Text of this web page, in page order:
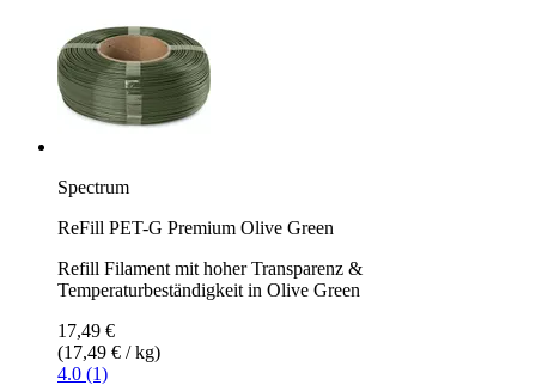
Spectrum
ReFill PET-G Premium Olive Green
Refill Filament mit hoher Transparenz &
Temperaturbeständigkeit in Olive Green
17,49 €
(17,49 € / kg)
4.0 (1)